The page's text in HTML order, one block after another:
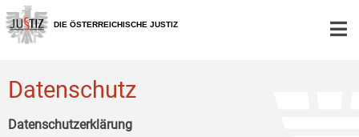
Zur
Hauptnavigation
[1]
Zum
Inhalt
[2]
Zum
Untermenü
[3]
DIE ÖSTERREICHISCHE JUSTIZ
Datenschutz
Datenschutzerklärung